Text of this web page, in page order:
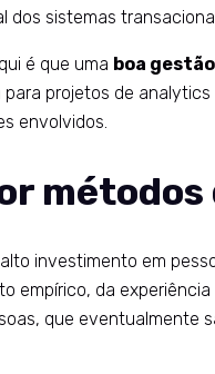
dos sistemas
é que uma boa
projetos de
envolvidos.
investimento em
empírico, da
que eventualmente